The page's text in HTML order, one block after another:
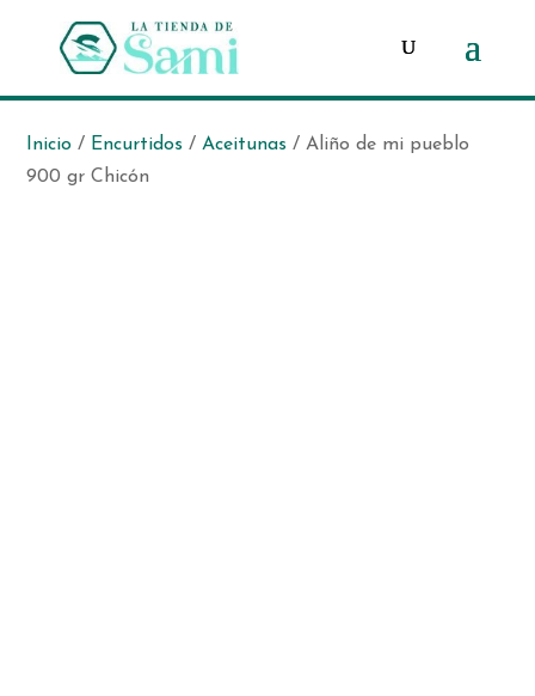
Inicio / Encurtidos /Aceitunas / Aliño de mi pueblo
900 gr Chicón